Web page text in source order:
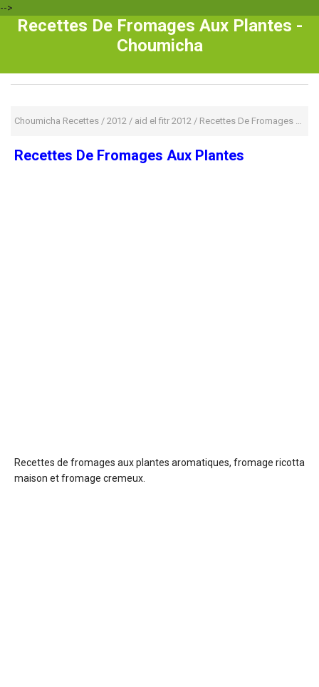
-->
Recettes De Fromages Aux Plantes -
Choumicha
Choumicha Recettes / 2012 / aid el fitr 2012 / Recettes De Fromages Aux Plantes
Recettes De Fromages Aux Plantes
Recettes de fromages aux plantes aromatiques, fromage ricotta
maison et fromage cremeux.